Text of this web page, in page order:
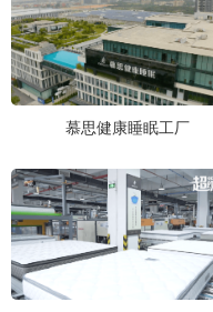
慕思健康睡眠工厂